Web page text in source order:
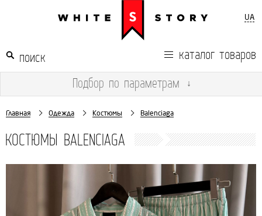
UA
каталог товаров
Подбор по параметрам ↓
Главная Одежда Костюмы Balenciaga
КОСТЮМЫ BALENCIAGA